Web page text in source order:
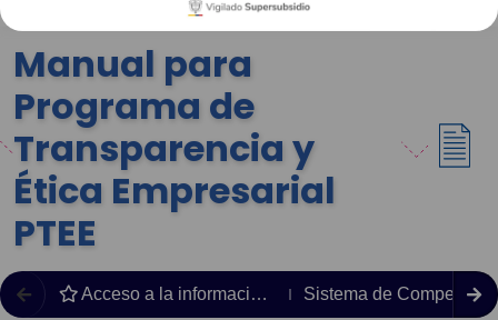
Manual para
Programa de
Transparencia y
Ética Empresarial
PTEE
Acceso a la información pública Sistema de